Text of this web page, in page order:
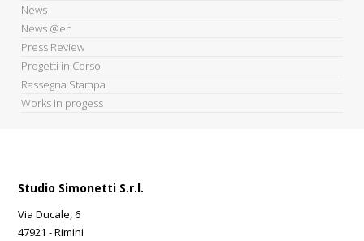
News
News @en
Press Review
Progetti in Corso
Rassegna Stampa
Works in progess
Studio Simonetti S.r.l.
Via Ducale, 6
47921 - Rimini